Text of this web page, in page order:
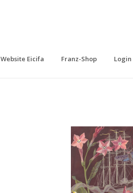
Website Eicifa Franz-Shop Login